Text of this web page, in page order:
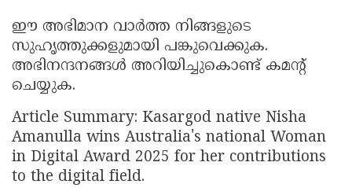
ഈ അഭിമാന വാർത്ത നിങ്ങളുടെ
സുഹൃത്തുക്കളുമായി പങ്കുവെക്കുക.
അഭിനന്ദനങ്ങൾ അറിയിച്ചുകൊണ്ട് കമൻ്റ്
ചെയ്യുക.
Article Summary: Kasargod native Nisha
Amanulla wins Australia's national Woman
in Digital Award 2025 for her contributions
to the digital field.